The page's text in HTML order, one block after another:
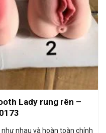
Lady rung rên –
nhau và hoàn toàn chính